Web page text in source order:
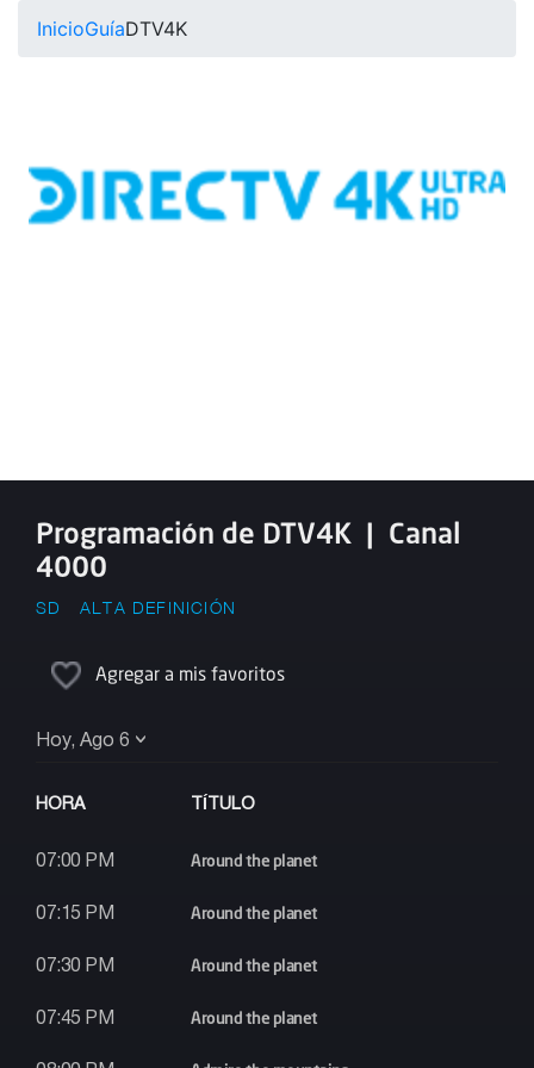
InicioGuíaDTV4K
Programación de DTV4K | Canal
4000
SD ALTA DEFINICIÓN
Agregar a mis favoritos
Hoy, Ago 6
HORA TÍTULO
07:00 PM Around the planet
07:15 PM Around the planet
07:30 PM Around the planet
07:45 PM Around the planet